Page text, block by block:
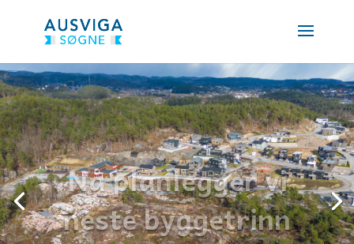
Nå planlegger vi
neste byggetrinn